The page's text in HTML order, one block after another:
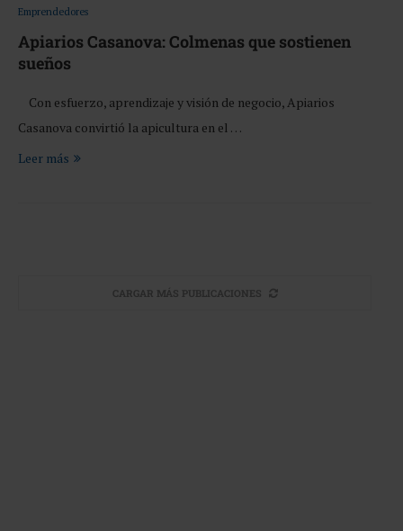
Emprendedores
Apiarios Casanova: Colmenas que sostienen
sueños
Con esfuerzo, aprendizaje y visión de negocio, Apiarios
Casanova convirtió la apicultura en el …
Leer más
CARGAR MÁS PUBLICACIONES